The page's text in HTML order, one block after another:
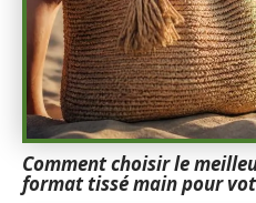
Comment choisir le
format tissé main pour